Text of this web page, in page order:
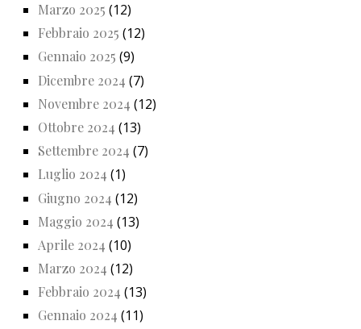
Marzo 2025 (12)
Febbraio 2025 (12)
Gennaio 2025 (9)
Dicembre 2024 (7)
Novembre 2024 (12)
Ottobre 2024 (13)
Settembre 2024 (7)
Luglio 2024 (1)
Giugno 2024 (12)
Maggio 2024 (13)
Aprile 2024 (10)
Marzo 2024 (12)
Febbraio 2024 (13)
Gennaio 2024 (11)